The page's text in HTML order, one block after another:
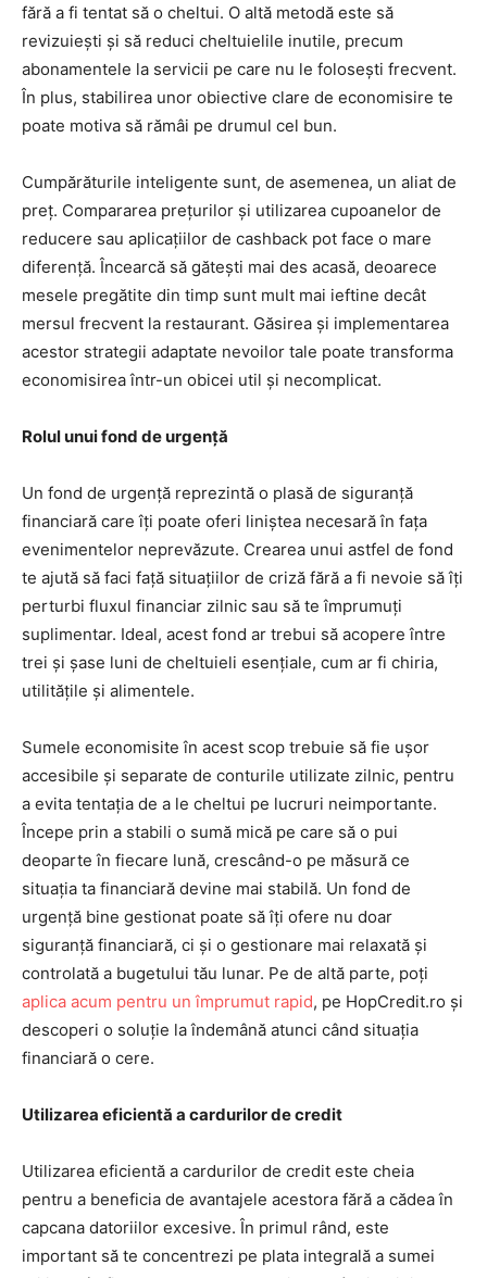
fără a fi tentat să o cheltui. O altă metodă este să
revizuiești și să reduci cheltuielile inutile, precum
abonamentele la servicii pe care nu le folosești frecvent.
În plus, stabilirea unor obiective clare de economisire te
poate motiva să rămâi pe drumul cel bun.
Cumpărăturile inteligente sunt, de asemenea, un aliat de
preț. Compararea prețurilor și utilizarea cupoanelor de
reducere sau aplicațiilor de cashback pot face o mare
diferență. Încearcă să gătești mai des acasă, deoarece
mesele pregătite din timp sunt mult mai ieftine decât
mersul frecvent la restaurant. Găsirea și implementarea
acestor strategii adaptate nevoilor tale poate transforma
economisirea într-un obicei util și necomplicat.
Rolul unui fond de urgență
Un fond de urgență reprezintă o plasă de siguranță
financiară care îți poate oferi liniștea necesară în fața
evenimentelor neprevăzute. Crearea unui astfel de fond
te ajută să faci față situațiilor de criză fără a fi nevoie să îți
perturbi fluxul financiar zilnic sau să te împrumuți
suplimentar. Ideal, acest fond ar trebui să acopere între
trei și șase luni de cheltuieli esențiale, cum ar fi chiria,
utilitățile și alimentele.
Sumele economisite în acest scop trebuie să fie ușor
accesibile și separate de conturile utilizate zilnic, pentru
a evita tentația de a le cheltui pe lucruri neimportante.
Începe prin a stabili o sumă mică pe care să o pui
deoparte în fiecare lună, crescând-o pe măsură ce
situația ta financiară devine mai stabilă. Un fond de
urgență bine gestionat poate să îți ofere nu doar
siguranță financiară, ci și o gestionare mai relaxată și
controlată a bugetului tău lunar. Pe de altă parte, poți
aplica acum pentru un împrumut rapid, pe HopCredit.ro și
descoperi o soluție la îndemână atunci când situația
financiară o cere.
Utilizarea eficientă a cardurilor de credit
Utilizarea eficientă a cardurilor de credit este cheia
pentru a beneficia de avantajele acestora fără a cădea în
capcana datoriilor excesive. În primul rând, este
important să te concentrezi pe plata integrală a sumei